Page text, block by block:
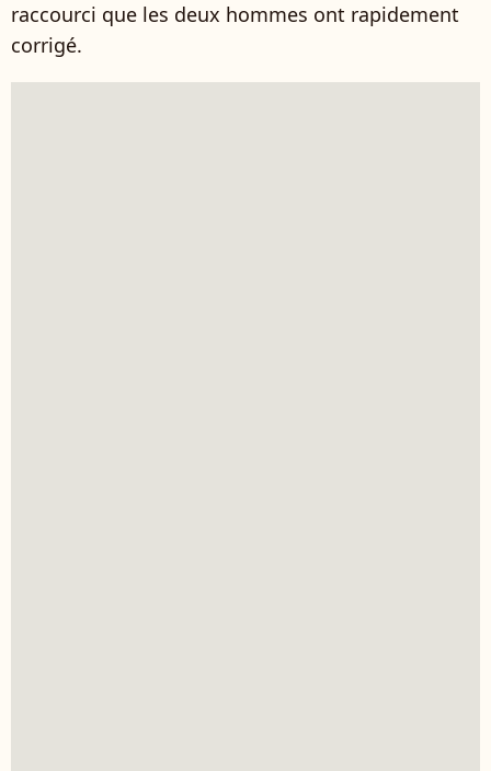
raccourci que les deux hommes ont rapidement
corrigé.